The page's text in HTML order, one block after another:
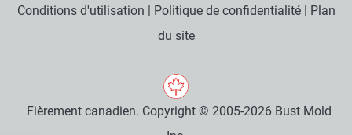
Fièrement canadien. Copyright © 2005-2026 Bust Mold
Conditions d'utilisation Politique de confidentialité|
Plan
du site